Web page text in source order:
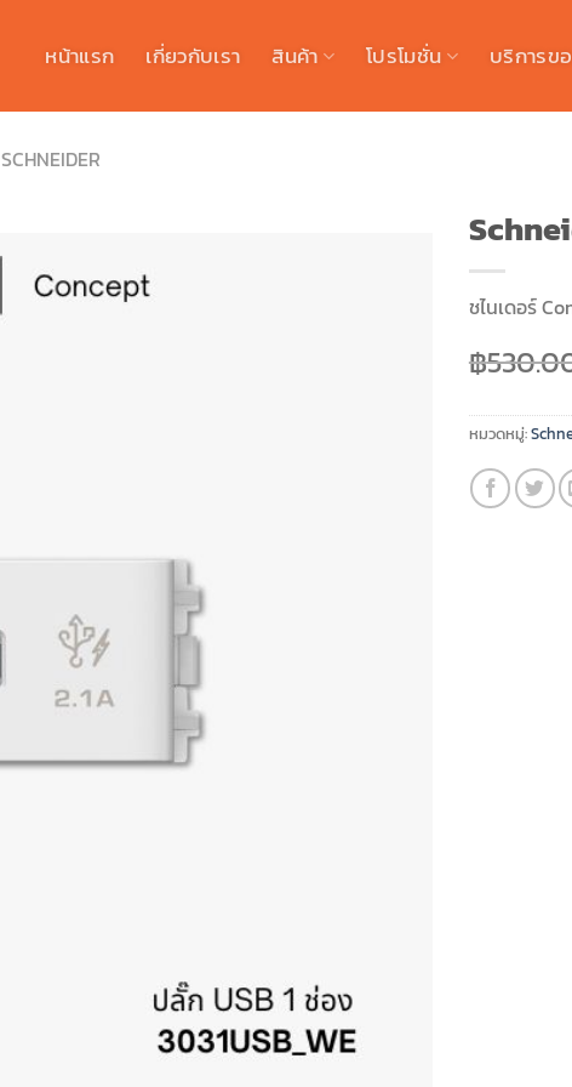
หน้าแรก เกี่ยวกับเรา สินค้า โปรโมชั่น บริการข
SCHNEIDER
ชไนเดอร์
฿
หมวดหมู่: